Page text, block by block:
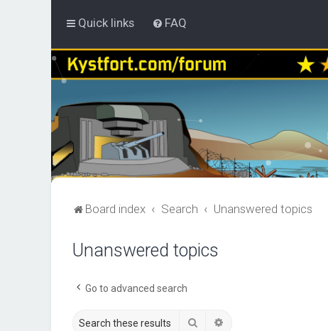
Quick links FAQ
Board index Search Unanswered topics
Unanswered topics
Go to advanced search
Search